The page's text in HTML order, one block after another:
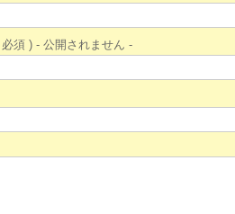
須 ) - 公開されません -